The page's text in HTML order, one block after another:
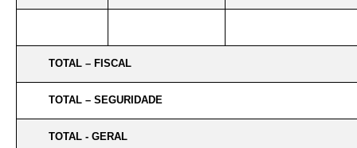
TOTAL – FISCAL
TOTAL – SEGURIDADE
TOTAL - GERAL